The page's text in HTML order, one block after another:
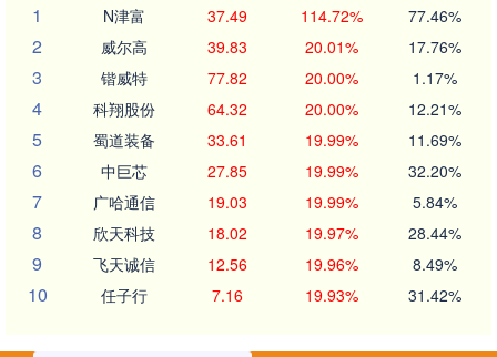
1
N津富 37.49 114.72% 77.46%
2 威尔高 39.83 20.01% 17.76%
3 锴威特 77.82 20.00% 1.17%
4 科翔股份 64.32 20.00% 12.21%
5 蜀道装备 33.61 19.99% 11.69%
6 中巨芯 27.85 19.99% 32.20%
7 广哈通信 19.03 19.99% 5.84%
8 欣天科技 18.02 19.97% 28.44%
9 飞天诚信 12.56 19.96% 8.49%
10 任子行 7.16 19.93% 31.42%